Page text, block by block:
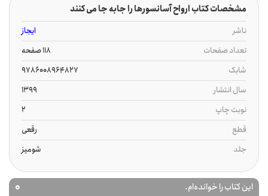
مشخصات کتاب ارواح آسانسورها را جابه جا می کنند
ناشر
ایجاز
تعداد صفحات
118 صفحه
شابک
9786008964827
سال انتشار
1399
نوبت چاپ
2
قطع
رقعی
جلد
شومیز
این کتاب را خوانده‌ام. 0